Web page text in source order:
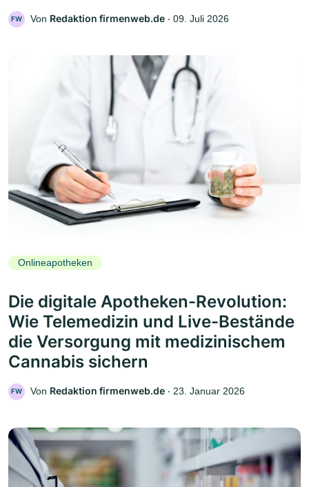
FW Von Redaktion firmenweb.de ‧ 09. Juli 2026
Onlineapotheken
Die digitale Apotheken-Revolution:
Wie Telemedizin und Live-Bestände
die Versorgung mit medizinischem
Cannabis sichern
FW Von Redaktion firmenweb.de ‧ 23. Januar 2026